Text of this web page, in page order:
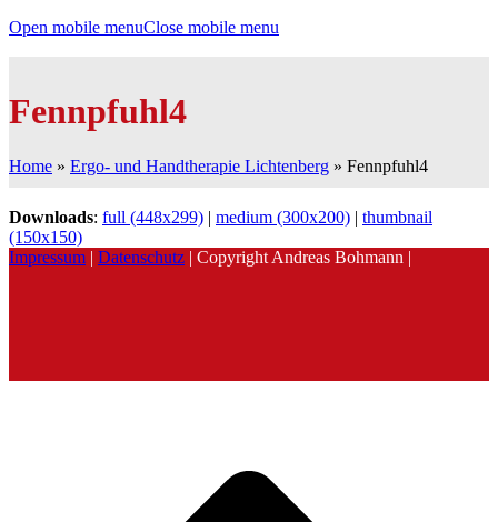
Open mobile menuClose mobile menu
Fennpfuhl4
Home » Ergo- und Handtherapie Lichtenberg » Fennpfuhl4
Downloads: full (448x299) | medium (300x200) | thumbnail
(150x150)
Impressum | Datenschutz | Copyright Andreas Bohmann |